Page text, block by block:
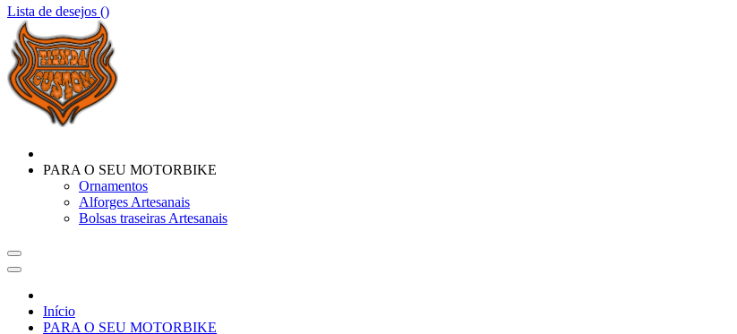
Lista de desejos ()
PARA O SEU MOTORBIKE
Ornamentos
Alforges Artesanais
Bolsas traseiras Artesanais
Início
PARA O SEU MOTORBIKE